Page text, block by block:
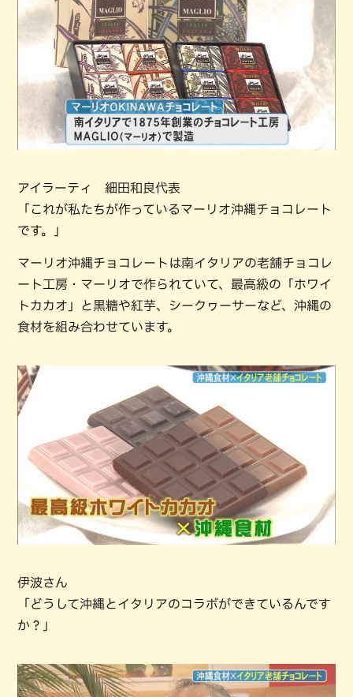
アイラーティ 細田和良代表
「これが私たちが作っているマーリオ沖縄チョコレート
です。」
マーリオ沖縄チョコレートは南イタリアの老舗チョコレ
ート工房・マーリオで作られていて、最高級の「ホワイ
トカカオ」と黒糖や紅芋、シークヮーサーなど、沖縄の
食材を組み合わせています。
伊波さん
「どうして沖縄とイタリアのコラボができているんです
か？」